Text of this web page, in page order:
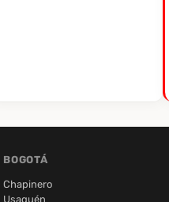
BOGOTÁ
Chapinero
Usaquén